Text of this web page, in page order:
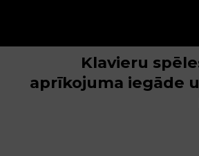
Klavieru
aprīkojuma iegāde